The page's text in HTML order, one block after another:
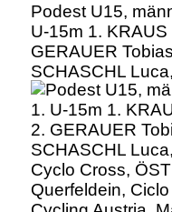
Podest U15,
U-15m 1. KRAUS
GERAUER
SCHASCHL
Cyclo Cross,
Querfeldein,
Cycling Austria,
Enzersdorf, NÖ